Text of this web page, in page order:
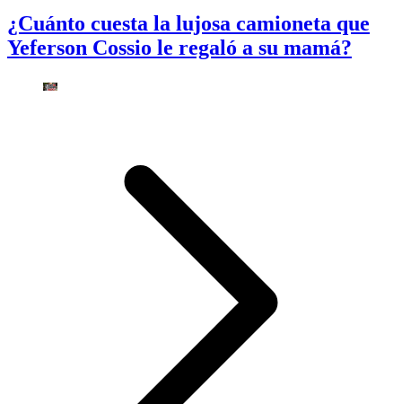
¿Cuánto cuesta la lujosa camioneta que
Yeferson Cossio le regaló a su mamá?